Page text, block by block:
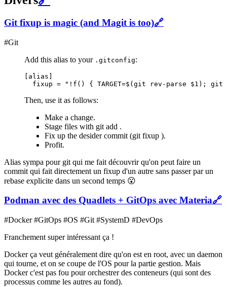
Git fixup is magic (and Magit is too)🔗
#Git
Add this alias to your .gitconfig:
[alias]
Then, use it as follows:
Make a change.
Stage files with git add .
Fix up the desider commit (git fixup ).
Profit.
Alias sympa pour git qui me fait découvrir qu'on peut faire un
commit qui fait directement un fixup d'un autre sans passer par un
rebase explicite dans un second temps 😮
Podman avec des Quadlets + GitOps avec Materia🔗
#Docker #GitOps #OS #Git #SystemD #DevOps
Franchement super intéressant ça !
Docker ça veut généralement dire qu'on est en root, avec un daemon
qui tourne, et on se coupe de l'OS pour la partie gestion. Mais
Docker c'est pas fou pour orchestrer des conteneurs (qui sont des
processus comme les autres au fond).